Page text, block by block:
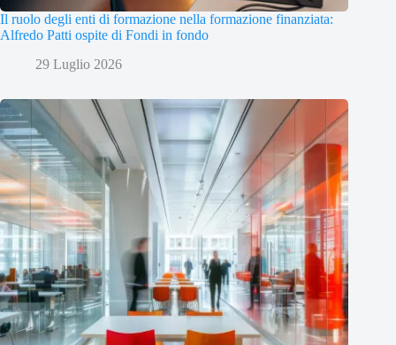
Il ruolo degli enti di formazione nella formazione finanziata:
Alfredo Patti ospite di Fondi in fondo
29 Luglio 2026